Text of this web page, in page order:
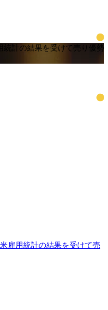
統計の結果を受けて売り優勢
雇用統計の結果を受けて売